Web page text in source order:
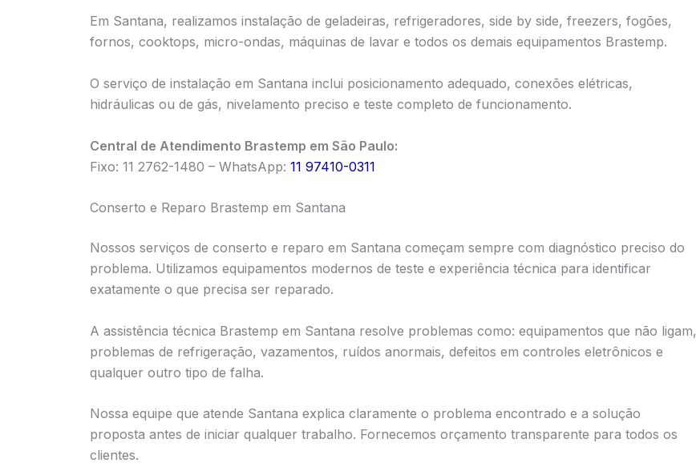
Em Santana, realizamos instalação de geladeiras, refrigeradores, side by side, freezers, fogões,
fornos, cooktops, micro-ondas, máquinas de lavar e todos os demais equipamentos Brastemp.
O serviço de instalação em Santana inclui posicionamento adequado, conexões elétricas,
hidráulicas ou de gás, nivelamento preciso e teste completo de funcionamento.
Central de Atendimento Brastemp em São Paulo:
Fixo: 11 2762-1480 – WhatsApp: 11 97410-0311
Conserto e Reparo Brastemp em Santana
Nossos serviços de conserto e reparo em Santana começam sempre com diagnóstico preciso do
problema. Utilizamos equipamentos modernos de teste e experiência técnica para identificar
exatamente o que precisa ser reparado.
A assistência técnica Brastemp em Santana resolve problemas como: equipamentos que não ligam,
problemas de refrigeração, vazamentos, ruídos anormais, defeitos em controles eletrônicos e
qualquer outro tipo de falha.
Nossa equipe que atende Santana explica claramente o problema encontrado e a solução
proposta antes de iniciar qualquer trabalho. Fornecemos orçamento transparente para todos os
clientes.